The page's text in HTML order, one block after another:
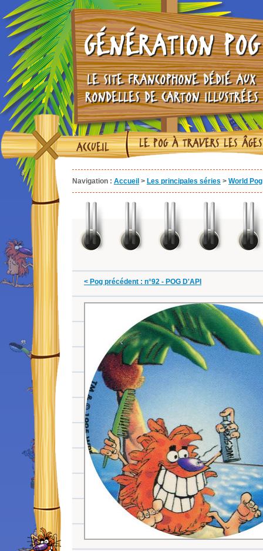
GÉNÉRATION POG
LE SITE FRANCOPHONE DÉDIÉ AUX
RONDELLES DE CARTON ILLUSTRÉES
ACCUEIL LE POG À TRAVERS LES ÂGES
Navigation : Accueil > Les principales séries > World
< Pog précédent : n°92 - POG D'API